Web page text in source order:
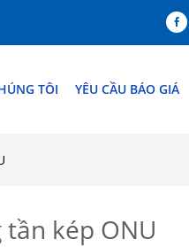
TÔI YÊU CẦU BÁO GIÁ
tần kép ONU